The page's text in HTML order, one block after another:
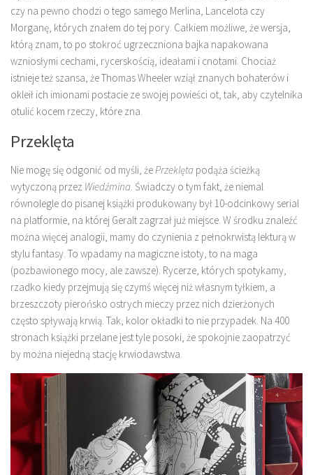
czy na pewno chodzi o tego samego Merlina, Lancelota czy
Morganę, których znałem do tej pory. Całkiem możliwe, że wersja,
którą znam, to po stokroć ugrzeczniona bajka napakowana
wzniosłymi cechami, rycerskością, ideałami i cnotami. Chociaż
istnieje też szansa, że Thomas Wheeler wziął znanych bohaterów i
okleił ich imionami postacie ze swojej powieści ot, tak, aby czytelnika
otulić kocem rzeczy, które zna.
Przeklęta
Nie mogę się odgonić od myśli, żePrzeklęta podąża ścieżką
wytyczoną przez Wiedźmina . Świadczy o tym fakt, że niemal
równolegle do pisanej książki produkowany był 10-odcinkowy serial
na platformie, na której Geralt zagrzał już miejsce. W środku znaleźć
można więcej analogii, mamy do czynienia z pełnokrwistą lekturą w
stylu fantasy. To wpadamy na magiczne istoty, to na maga
(pozbawionego mocy, ale zawsze). Rycerze, których spotykamy,
rzadko kiedy przejmują się czymś więcej niż własnym tyłkiem, a
brzeszczoty pierońsko ostrych mieczy przez nich dzierżonych
często spływają krwią. Tak, kolor okładki to nie przypadek. Na 400
stronach książki przelane jest tyle posoki, że spokojnie zaopatrzyć
by można niejedną stację krwiodawstwa.